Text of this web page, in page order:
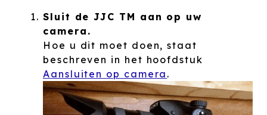
Sluit de JJC TM aan op uw
camera.
Hoe u dit moet doen, staat
beschreven in het hoofdstuk
Aansluiten op camera .